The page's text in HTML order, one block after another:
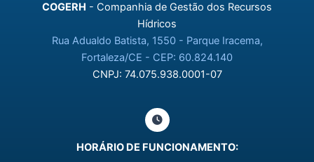
COGERH - Companhia de Gestão dos Recursos
Hídricos
Rua Adualdo Batista, 1550 - Parque Iracema,
Fortaleza/CE - CEP: 60.824.140
CNPJ: 74.075.938.0001-07
HORÁRIO DE FUNCIONAMENTO: